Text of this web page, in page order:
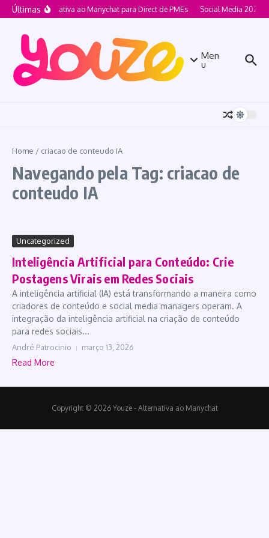
Ir para o conteúdo
ÚltimasAlternativa ao Manychat para Direct de PMEs Social Media 2026
Men
u
Home / criacao de conteudo IA
Navegando pela Tag: criacao de
conteudo IA
Uncategorized
Inteligência Artificial para Conteúdo: Crie
Postagens Virais em Redes Sociais
A inteligência artificial (IA) está transformando a maneira como
criadores de conteúdo e social media managers operam. A
integração da inteligência artificial na criação de conteúdo
para redes sociais...
André Patrocinio março 13, 2026
Read More
Copyright © 2026 Youze - Alternativa ao Manychat